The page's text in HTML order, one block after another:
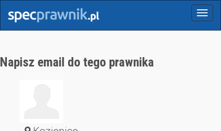
Menu
Napisz email do tego prawnika